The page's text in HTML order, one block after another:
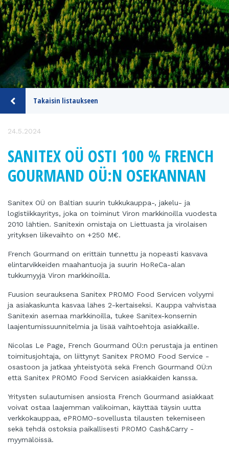
Takaisin listaukseen
24.5.2024
SANITEX OÜ OSTI 100 % FRENCH
GOURMAND OÜ:N OSEKANNAN
Sanitex OÜ on Baltian suurin tukkukauppa-, jakelu- ja
logistiikkayritys, joka on toiminut Viron markkinoilla vuodesta
2010 lähtien. Sanitexin omistaja on Liettuasta ja virolaisen
yrityksen liikevaihto on +250 M€.
French Gourmand on erittäin tunnettu ja nopeasti kasvava
elintarvikkeiden maahantuoja ja suurin HoReCa-alan
tukkumyyjä Viron markkinoilla.
Fuusion seurauksena Sanitex PROMO Food Servicen volyymi
ja asiakaskunta kasvaa lähes 2-kertaiseksi. Kauppa vahvistaa
Sanitexin asemaa markkinoilla, tukee Sanitex-konsernin
laajentumissuunnitelmia ja lisää vaihtoehtoja asiakkaille.
Nicolas Le Page, French Gourmand OÜ:n perustaja ja entinen
toimitusjohtaja, on liittynyt Sanitex PROMO Food Service -
osastoon ja jatkaa yhteistyötä sekä French Gourmand OÜ:n
että Sanitex PROMO Food Servicen asiakkaiden kanssa.
Yritysten sulautumisen ansiosta French Gourmand asiakkaat
voivat ostaa laajemman valikoiman, käyttää täysin uutta
verkkokauppaa, ePROMO-sovellusta tilausten tekemiseen
sekä tehdä ostoksia paikallisesti PROMO Cash&Carry -
myymälöissä.